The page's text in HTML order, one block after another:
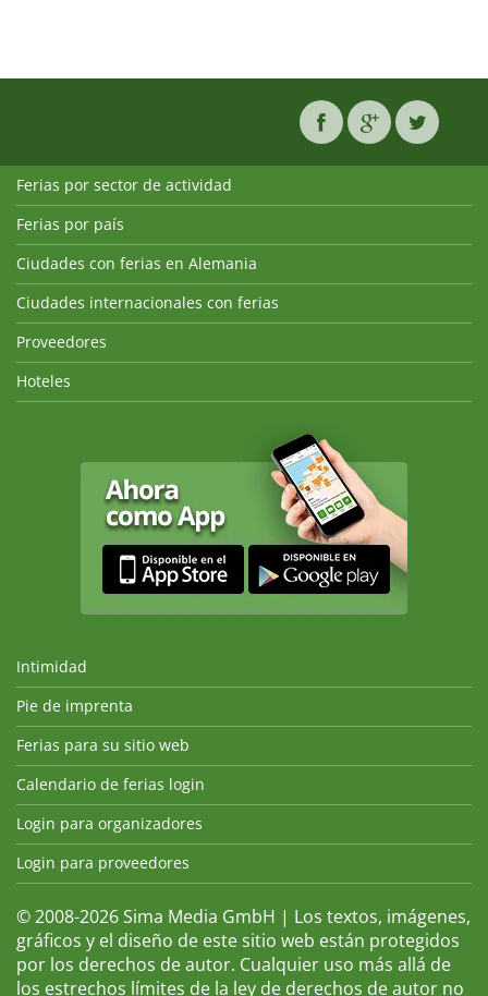
Ferias por sector de actividad
Ferias por país
Ciudades con ferias en Alemania
Ciudades internacionales con ferias
Proveedores
Hoteles
Intimidad
Pie de imprenta
Ferias para su sitio web
Calendario de ferias login
Login para organizadores
Login para proveedores
© 2008-2026 Sima Media GmbH | Los textos, imágenes,
gráficos y el diseño de este sitio web están protegidos
por los derechos de autor. Cualquier uso más allá de
los estrechos límites de la ley de derechos de autor no